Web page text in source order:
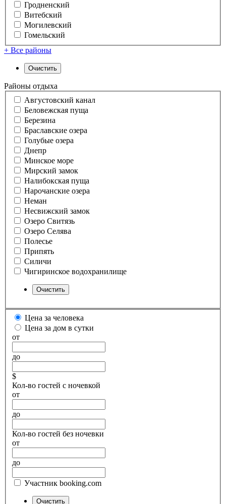
Гродненский
Витебский
Могилевский
Гомельский
+ Все районы
Районы отдыха
Августовский канал
Беловежская пуща
Березина
Браславские озера
Голубые озера
Днепр
Минское море
Мирский замок
Налибокская пуща
Нарочанские озера
Неман
Несвижский замок
Озеро Свитязь
Озеро Селява
Полесье
Припять
Силичи
Чигиринское водохранилище
Цена за человека
Цена за дом в сутки
от
до
$
Кол-во гостей с ночевкой
от
до
Кол-во гостей без ночевки
от
до
Участник booking.com